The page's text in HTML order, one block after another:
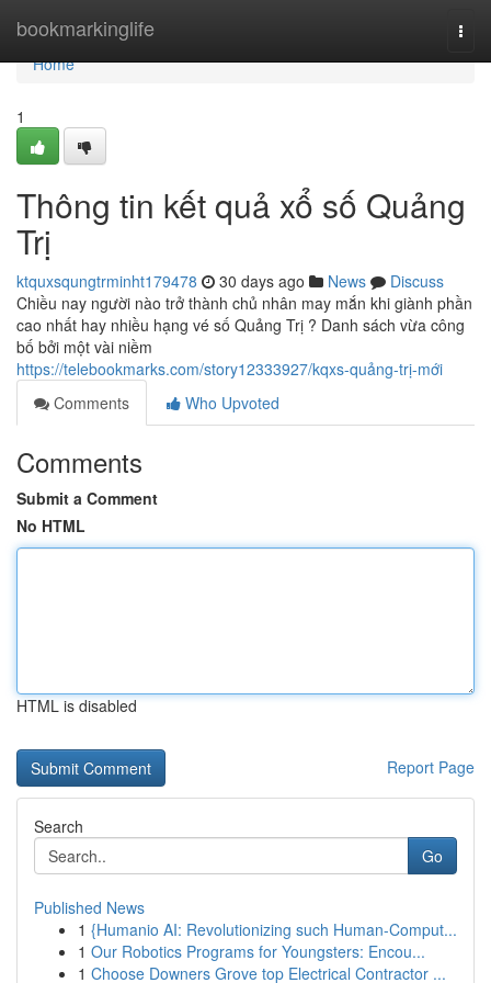
bookmarkinglife
Home
Home
1
Thông tin kết quả xổ số Quảng
Trị
ktquxsqungtrminht179478 30 days ago News
Discuss
Chiều nay người nào trở thành chủ nhân may mắn khi giành phần
cao nhất hay nhiều hạng vé số Quảng Trị ? Danh sách vừa công
bố bởi một vài niềm
https://telebookmarks.com/story12333927/kqxs-quảng-trị-mới
Comments
Who Upvoted
Comments
Submit a Comment
No HTML
HTML is disabled
Report Page
Search
Go
Published News
1 {Humanio AI: Revolutionizing such Human-Comput...
1 Our Robotics Programs for Youngsters: Encou...
1 Choose Downers Grove top Electrical Contractor ...